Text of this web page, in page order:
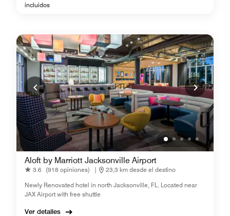
incluidos
Aloft by Marriott Jacksonville Airport
3.6 (918 opiniones) |
23,3 km desde el destino
Newly Renovated hotel in north Jacksonville, FL. Located near
JAX Airport with free shuttle
Ver detalles